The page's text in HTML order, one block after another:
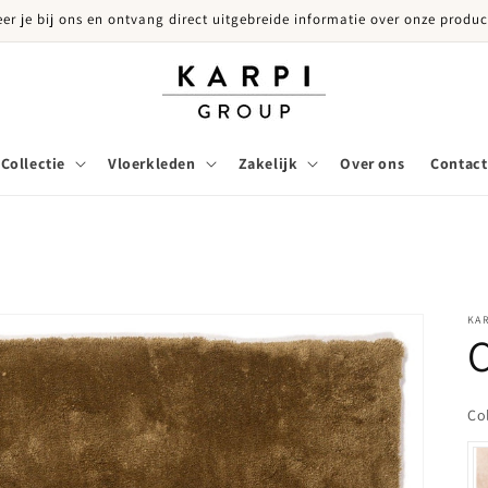
je bij ons en ontvang direct uitgebreide informatie over onze
Collectie Vloerkleden Zakelijk Over ons Contact